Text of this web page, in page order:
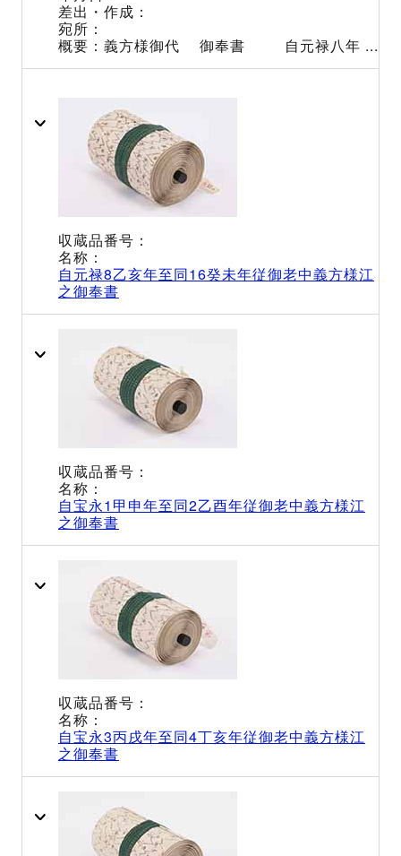
義方様御代 御奉書 自元禄八年 ...
自元禄8乙亥年至同16癸未年従御老中義方様江
之御奉書
自宝永1甲申年至同2乙酉年従御老中義方様江
之御奉書
自宝永3丙戌年至同4丁亥年従御老中義方様江
之御奉書